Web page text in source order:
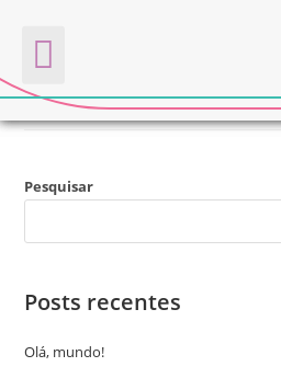
2025
Pesquisar
Posts recentes
Olá, mundo!